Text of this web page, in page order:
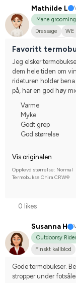
Mathilde L
Mane
Dressage
WE
Favoritt
Jeg elsker
dem hele tiden om
rideturen holder
på, har en god høy
Varme
Myke
Godt grep
God størrelse
Vis originalen
Opplevd størrelse: Normal
Termobukse Chira CRW®
0 likes
Susanna H
Outdoorsy
Finskt kallblod
Gode termobukser.
stropper under